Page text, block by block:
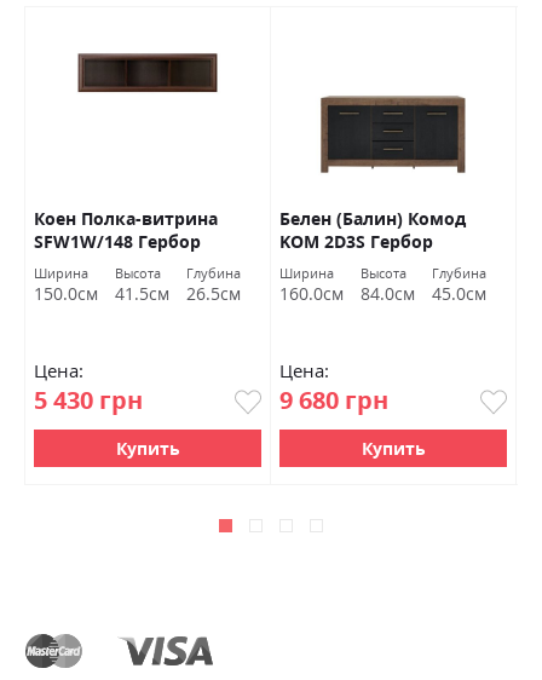
Коен Полка-витрина
SFW1W/148 Гербор
Ширина
150.0см
Высота
41.5см
Глубина
26.5см
Цена:
5 430 грн
Купить
Белен (Балин) Комод
KOM 2D3S Гербор
Ширина
160.0см
Высота
84.0см
Глубина
45.0см
Цена:
9 680 грн
Купить